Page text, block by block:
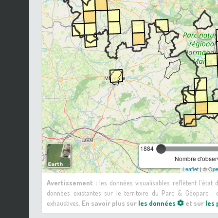
1884
Nombre
Leaflet| ©
Avertissement : les données visualisables reflètent l'état
données existantes sur le territoire du Parc & Géoparc :
exhaustives. En savoir plus sur les données et sur les